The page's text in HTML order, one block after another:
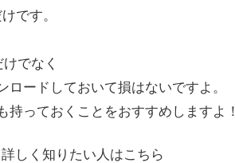
です。
でなく
ードしておいて損はないですよ。
っておくことをおすすめしますよ！
しく知りたい人はこちら